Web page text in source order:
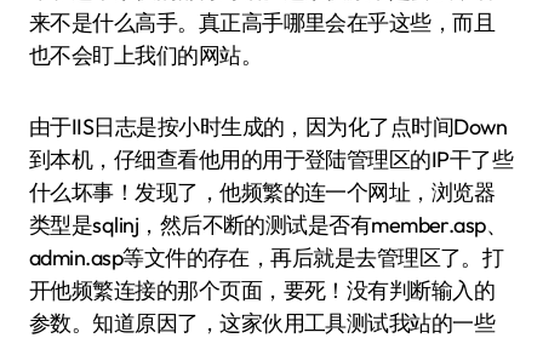
来不是什么高手。真正高手哪里会在乎这些，而且
也不会盯上我们的网站。
由于IIS日志是按小时生成的，因为化了点时间Down
到本机，仔细查看他用的用于登陆管理区的IP干了些
什么坏事！发现了，他频繁的连一个网址，浏览器
类型是sqlinj，然后不断的测试是否有member.asp、
admin.asp等文件的存在，再后就是去管理区了。打
开他频繁连接的那个页面，要死！没有判断输入的
参数。知道原因了，这家伙用工具测试我站的一些